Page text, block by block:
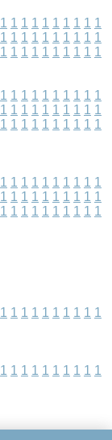
1 1 1 1 1 1 1 1 1 1
1 1 1 1 1 1 1 1 1 1
1 1 1 1 1 1 1 1 1 1
1 1 1 1 1 1 1 1 1 1
1 1 1 1 1 1 1 1 1 1
1 1 1 1 1 1 1 1 1 1
1 1 1 1 1 1 1 1 1 1
1 1 1 1 1 1 1 1 1 1
1 1 1 1 1 1 1 1 1 1
1 1 1 1 1 1 1 1 1 1
1 1 1 1 1 1 1 1 1 1